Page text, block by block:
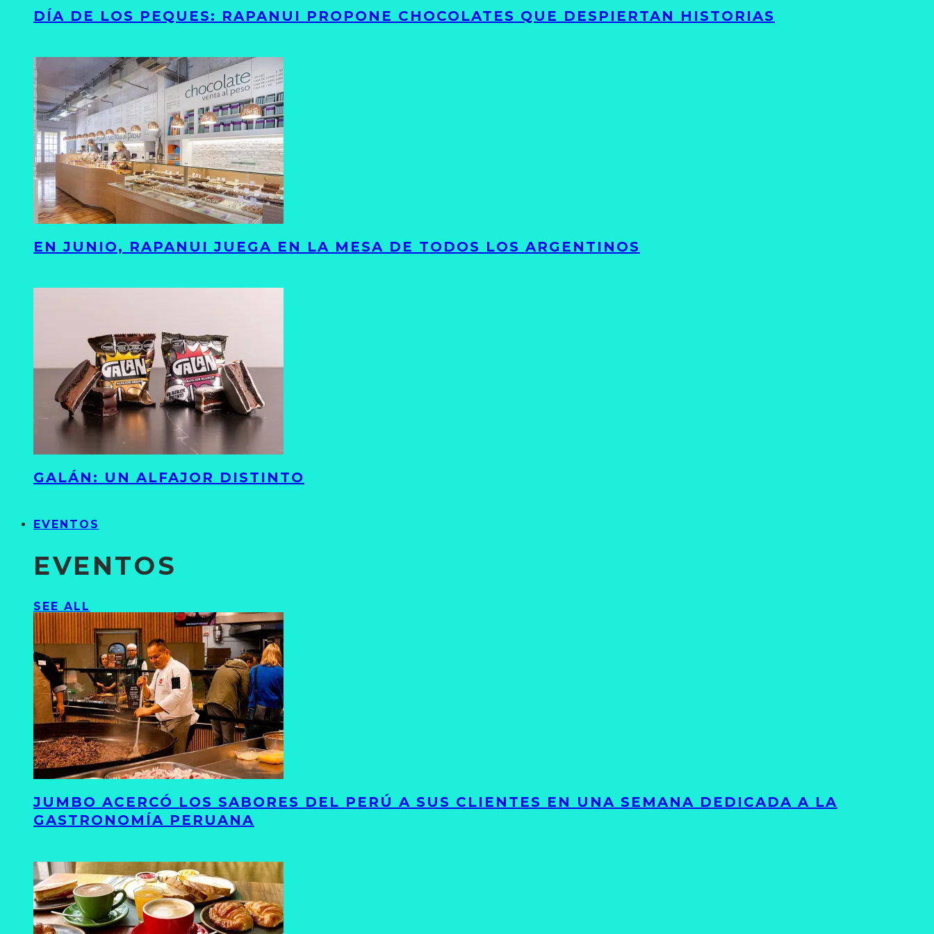
DÍA DE LOS PEQUES: RAPANUI PROPONE CHOCOLATES QUE DESPIERTAN HISTORIAS
EN JUNIO, RAPANUI JUEGA EN LA MESA DE TODOS LOS ARGENTINOS
GALÁN: UN ALFAJOR DISTINTO
EVENTOS
EVENTOS
SEE ALL
JUMBO ACERCÓ LOS SABORES DEL PERÚ A SUS CLIENTES EN UNA SEMANA DEDICADA A LA
GASTRONOMÍA PERUANA